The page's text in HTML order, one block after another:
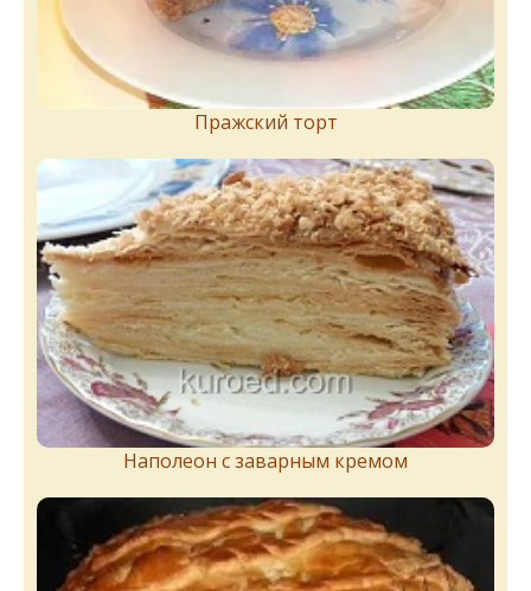
Пражский торт
Наполеон с заварным кремом